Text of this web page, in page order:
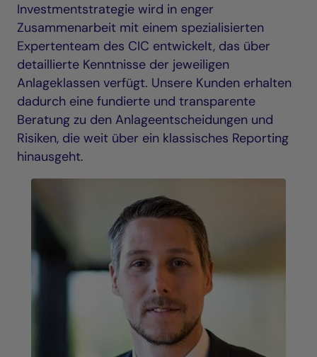
Investmentstrategie wird in enger
Zusammenarbeit mit einem spezialisierten
Expertenteam des CIC entwickelt, das über
detaillierte Kenntnisse der jeweiligen
Anlageklassen verfügt. Unsere Kunden erhalten
dadurch eine fundierte und transparente
Beratung zu den Anlageentscheidungen und
Risiken, die weit über ein klassisches Reporting
hinausgeht.